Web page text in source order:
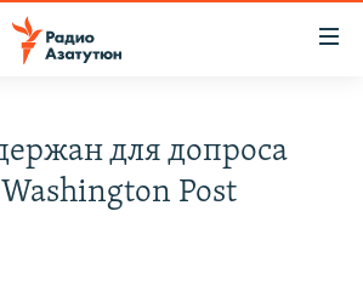
для допроса
Post